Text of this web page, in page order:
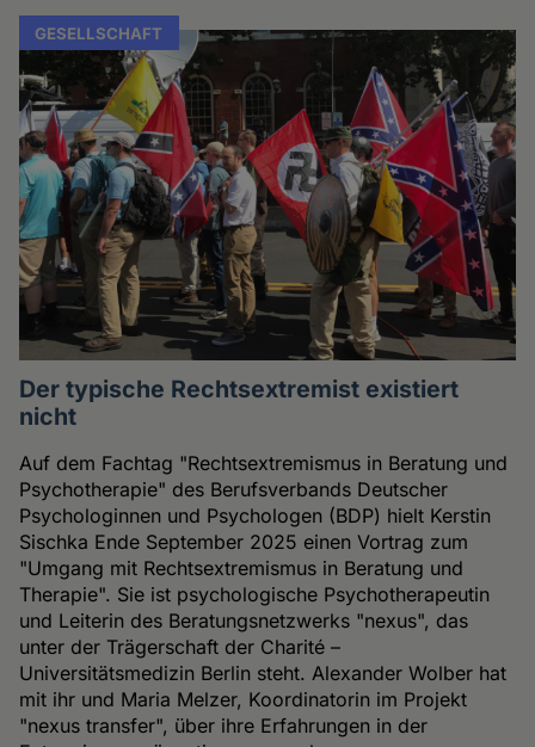
GESELLSCHAFT
Der typische Rechtsextremist existiert
nicht
Auf dem Fachtag "Rechtsextremismus in Beratung und
Psychotherapie" des Berufsverbands Deutscher
Psychologinnen und Psychologen (BDP) hielt Kerstin
Sischka Ende September 2025 einen Vortrag zum
"Umgang mit Rechtsextremismus in Beratung und
Therapie". Sie ist psychologische Psychotherapeutin
und Leiterin des Beratungsnetzwerks "nexus", das
unter der Trägerschaft der Charité –
Universitätsmedizin Berlin steht. Alexander Wolber hat
mit ihr und Maria Melzer, Koordinatorin im Projekt
"nexus transfer", über ihre Erfahrungen in der